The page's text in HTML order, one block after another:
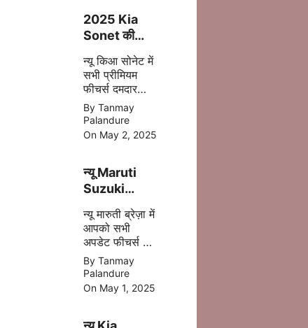
जाता है |
2025 Kia
Sonet की
पहली झलक –
अब मिलेगा बड़ा
टचस्क्रीन और
नए फीचर्स
न्यू किआ सोनेट में
सभी प्रीमियम
फीचर्स दमदार
इंजन डिसेंट सेफ्टी
बेहतर कलर के
साथ 2025 में
मिल जाती है |
By Tanmay
Palandure
On May 2, 2025
न्यू Maruti
Suzuki
Brezza
2025 अब
मात्र ₹8.69
लाख की प्राइस
में
न्यू मारुती ब्रेज़ा में
आपको सभी
अपडेट फीचर्स और
दमदार इंजन मिल
जाता है इसमें
आपको CNG का
आप्शन भी मिलने
By Tanmay
Palandure
On May 1, 2025